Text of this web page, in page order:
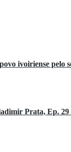
ivoiriense pelo
Prata, Ep. 29